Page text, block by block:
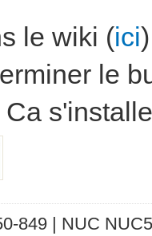
le wiki (ici
le
849 | NUC